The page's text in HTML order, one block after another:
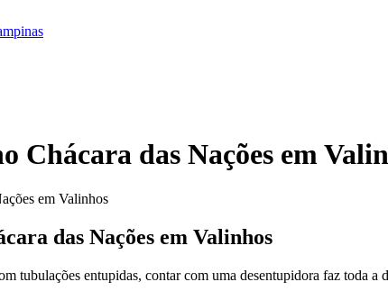
Chácara das Nações em
das Nações em Valinhos
tubulações entupidas, contar com uma desentupidora faz toda